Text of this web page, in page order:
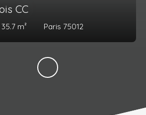
CC
35.7 m² Paris 75012